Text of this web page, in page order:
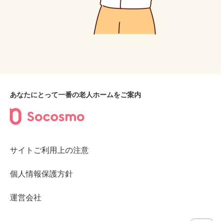
あなたにとって一番の老人ホームをご案内
サイトご利用上の注意
個人情報保護方針
運営会社